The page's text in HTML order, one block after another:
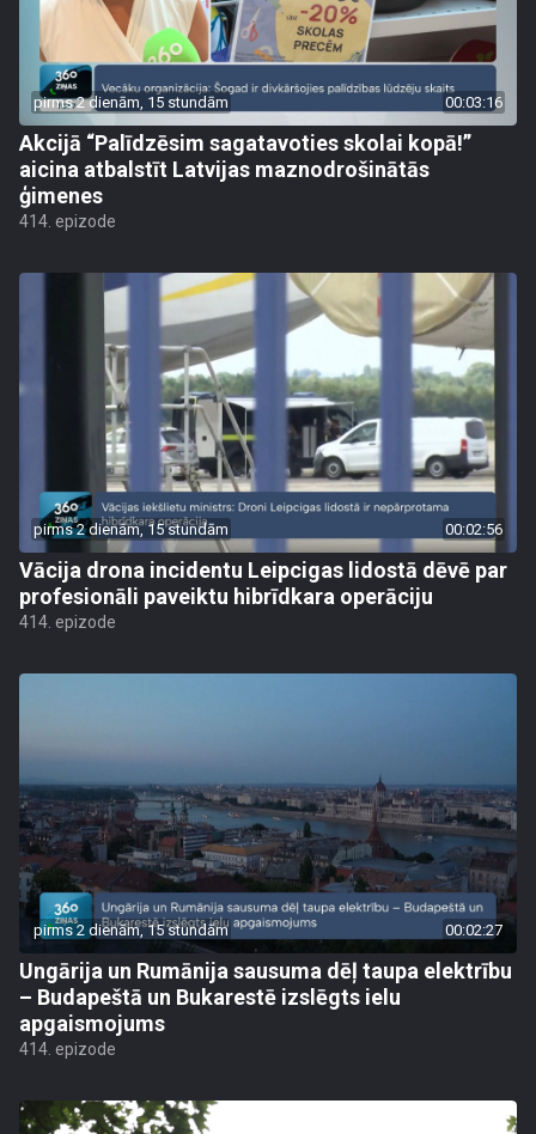
pirms 2 dienām, 15 stundām 00:03:16
Akcijā “Palīdzēsim sagatavoties skolai kopā!”
aicina atbalstīt Latvijas maznodrošinātās
ģimenes
414. epizode
pirms 2 dienām, 15 stundām 00:02:56
Vācija drona incidentu Leipcigas lidostā dēvē par
profesionāli paveiktu hibrīdkara operāciju
414. epizode
pirms 2 dienām, 15 stundām 00:02:27
Ungārija un Rumānija sausuma dēļ taupa elektrību
– Budapeštā un Bukarestē izslēgts ielu
apgaismojums
414. epizode